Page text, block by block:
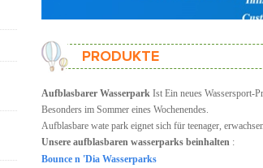
PRODUKTE
Aufblasbarer Wasserpark Ist Ein neues Wassersport-
Besonders im Sommer eines Wochenendes.
Aufblasbare wate park eignet sich für teenager,
Unsere aufblasbaren wasserparks beinhalten :
Bounce n 'Dia Wasserparks